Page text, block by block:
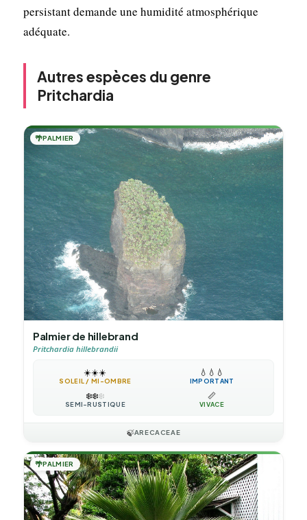
persistant demande une humidité atmosphérique
adéquate.
Autres espèces du genre
Pritchardia
🌴PALMIER
Palmier de hillebrand
Pritchardia hillebrandii
☀️☀️☀️
SOLEIL / MI-OMBRE
💧 💧 💧
IMPORTANT
❄️❄️❄️
SEMI-RUSTIQUE
📏
VIVACE
🍃ARECACEAE
🌴PALMIER